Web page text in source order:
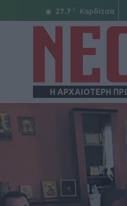
27.7 C Καρδίτσα
Η ΑΡΧΑΙΟΤΕΡΗ